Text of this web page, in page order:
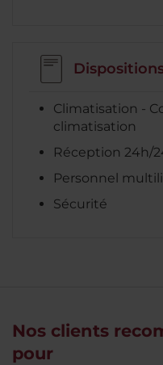
Climatisation -
climatisation
Réception 24h/
Personnel
Sécurité
Nos clients
pour